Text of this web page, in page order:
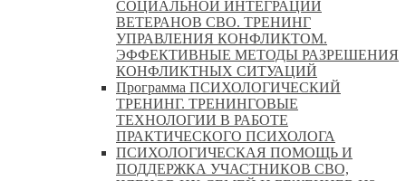
СОЦИАЛЬНОЙ ИНТЕГРАЦИИ
ВЕТЕРАНОВ СВО. ТРЕНИНГ
УПРАВЛЕНИЯ КОНФЛИКТОМ.
ЭФФЕКТИВНЫЕ МЕТОДЫ РАЗРЕШЕНИЯ
КОНФЛИКТНЫХ СИТУАЦИЙ
Программа ПСИХОЛОГИЧЕСКИЙ
ТРЕНИНГ. ТРЕНИНГОВЫЕ
ТЕХНОЛОГИИ В РАБОТЕ
ПРАКТИЧЕСКОГО ПСИХОЛОГА
ПСИХОЛОГИЧЕСКАЯ ПОМОЩЬ И
ПОДДЕРЖКА УЧАСТНИКОВ СВО,